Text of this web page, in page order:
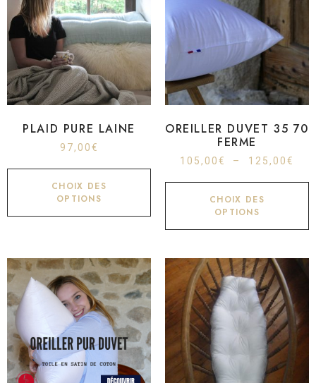
PLAID PURE LAINE
97,00€
CHOIX DES
OPTIONS
OREILLER DUVET 35 70
FERME
105,00€ – 125,00€
CHOIX DES
OPTIONS